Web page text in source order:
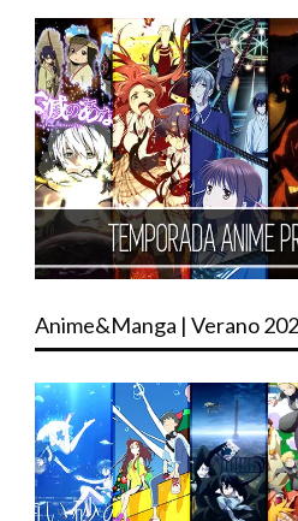
Anime&Manga | Verano